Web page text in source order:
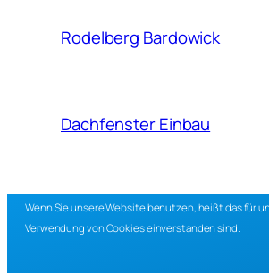
Rodelberg Bardowick
Dachfenster Einbau
Wenn Sie unsere Website benutzen, heißt das für
Verwendung von Cookies einverstanden sind.